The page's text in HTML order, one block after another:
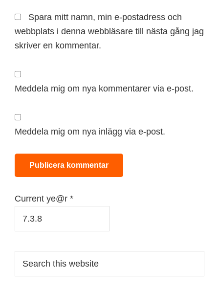
Spara mitt namn, min e-postadress och
webbplats i denna webbläsare till nästa gång jag
skriver en kommentar.
Meddela mig om nya kommentarer via e-post.
Meddela mig om nya inlägg via e-post.
Current ye@r *
Primary
Sidebar
this